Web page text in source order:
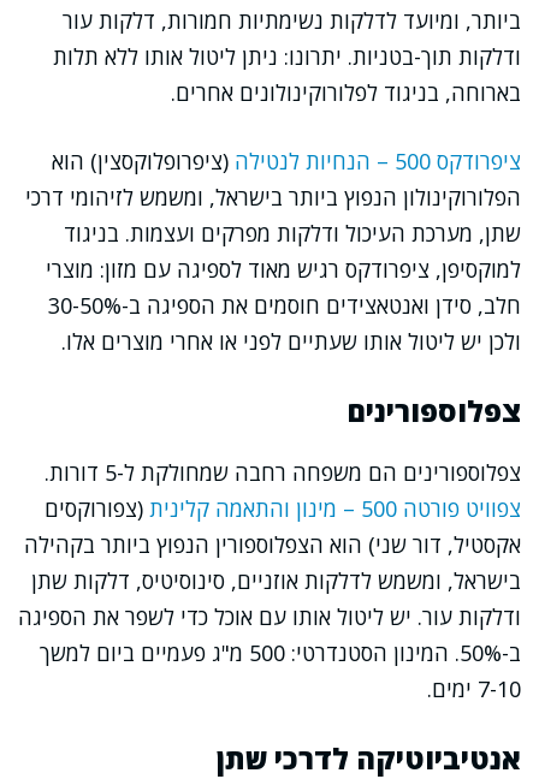
ביותר, ומיועד לדלקות נשימתיות חמורות, דלקות עור
ודלקות תוך-בטניות. יתרונו: ניתן ליטול אותו ללא תלות
בארוחה, בניגוד לפלורוקינולונים אחרים.
ציפרודקס 500 – הנחיות לנטילה
(ציפרופלוקסצין) הוא
הפלורוקינולון הנפוץ ביותר בישראל, ומשמש לזיהומי דרכי
שתן, מערכת העיכול ודלקות מפרקים ועצמות. בניגוד
למוקסיפן, ציפרודקס רגיש מאוד לספיגה עם מזון: מוצרי
חלב, סידן ואנטאצידים חוסמים את הספיגה ב-30-50%
ולכן יש ליטול אותו שעתיים לפני או אחרי מוצרים אלו.
צפלוספורינים
צפלוספורינים הם משפחה רחבה שמחולקת ל-5 דורות.
צפוויט פורטה 500 – מינון והתאמה קלינית
(צפורוקסים
אקסטיל, דור שני) הוא הצפלוספורין הנפוץ ביותר בקהילה
בישראל, ומשמש לדלקות אוזניים, סינוסיטיס, דלקות שתן
ודלקות עור. יש ליטול אותו עם אוכל כדי לשפר את הספיגה
ב-50%. המינון הסטנדרטי: 500 מ"ג פעמיים ביום למשך
7-10 ימים.
אנטיביוטיקה לדרכי שתן